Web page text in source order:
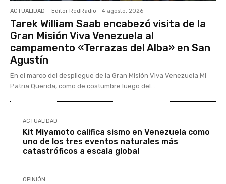
ACTUALIDAD Editor RedRadio - 4 agosto, 2026
Tarek William Saab encabezó visita de la
Gran Misión Viva Venezuela al
campamento «Terrazas del Alba» en San
Agustín
En el marco del despliegue de la Gran Misión Viva Venezuela Mi
Patria Querida, como de costumbre luego del...
ACTUALIDAD
Kit Miyamoto califica sismo en Venezuela como
uno de los tres eventos naturales más
catastróficos a escala global
OPINIÓN